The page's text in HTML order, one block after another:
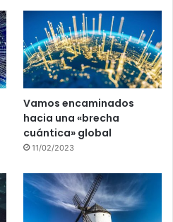
Vamos encaminados
hacia una «brecha
cuántica» global
11/02/2023